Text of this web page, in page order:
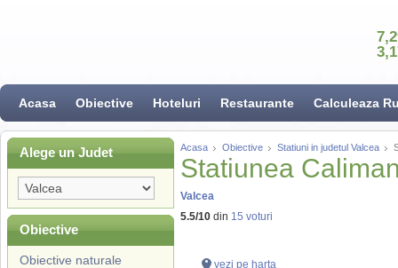
Acasa Obiective Hoteluri Restaurante Calculeaza
Alege un Judet
Obiective
Obiective naturale
Acasa Obiective Statiuni in judetul Valcea
Statiunea
Valcea
5.5/10 din 15 voturi
vezi pe harta